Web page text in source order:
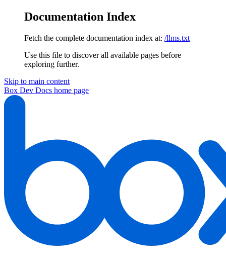
Documentation Index
Fetch the complete documentation index at: /llms.txt
Use this file to discover all available pages before
exploring further.
Skip to main content
Box Dev Docs home page